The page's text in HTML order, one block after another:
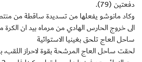
دفعتين (79).
وكاد مانوشو يفعلها من تسديدة ساقطة من
الى خروج الحارس الهادي من مرماه بيد ان الكرة
ساحل العاج تلحق بغينيا الاستوائية
لحقت ساحل العاج المرشحة بقوة لاحراز اللقب،